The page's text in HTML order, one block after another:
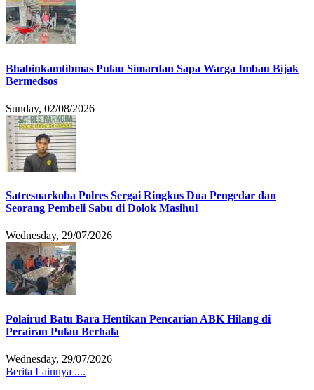
Bhabinkamtibmas Pulau Simardan Sapa Warga Imbau Bijak
Bermedsos
Sunday, 02/08/2026
Satresnarkoba Polres Sergai Ringkus Dua Pengedar dan
Seorang Pembeli Sabu di Dolok Masihul
Wednesday, 29/07/2026
Polairud Batu Bara Hentikan Pencarian ABK Hilang di
Perairan Pulau Berhala
Wednesday, 29/07/2026
Berita Lainnya ....